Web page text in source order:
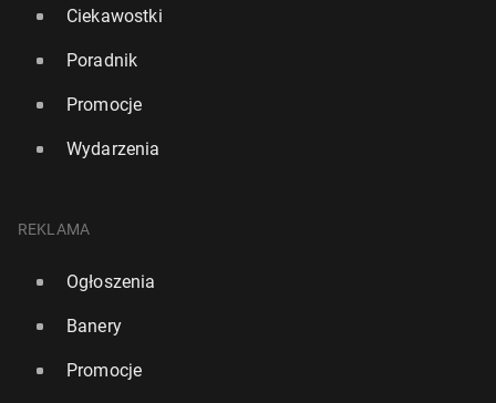
Ciekawostki
Poradnik
Promocje
Wydarzenia
REKLAMA
Ogłoszenia
Banery
Promocje